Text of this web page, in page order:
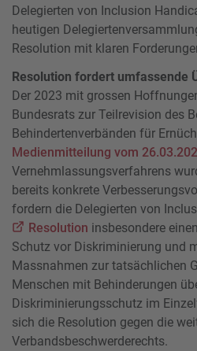
Delegierten von Inclusion
heutigen
Resolution mit klaren
Resolution fordert umfassende
Der 2023 mit grossen
Bundesrats zur Teilrevision des
Behindertenverbänden für
Medienmitteilung vom
Vernehmlassungsverfahrens
bereits konkrete
fordern die Delegierten von
Resolution insbesondere
Schutz vor Diskriminierung und
Massnahmen zur tatsächlichen
Menschen mit Behinderungen
Diskriminierungsschutz im
sich die Resolution gegen die
Verbandsbeschwerderechts.